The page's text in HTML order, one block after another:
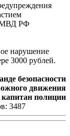
МВД РФ
нарушение
3000 рублей.
безопасности
движения
полиции
3487